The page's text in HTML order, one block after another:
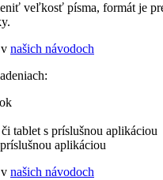
veľkosť písma, formát je
našich návodoch
tablet s príslušnou aplikáciou
aplikáciou
našich návodoch